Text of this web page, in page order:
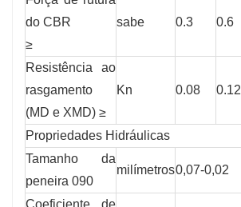
do CBR
≥
sabe 0.3 0.6
Resistência ao
rasgamento
(MD e XMD) ≥
Kn 0.08 0.12
Propriedades Hidráulicas
Tamanho da
peneira 090
milímetros0,07-0,02
Coeficiente de